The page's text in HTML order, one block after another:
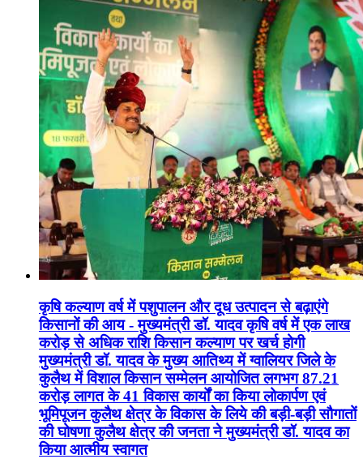
कृषि कल्याण वर्ष में पशुपालन और दूध उत्पादन से बढ़ाएंगे
किसानों की आय - मुख्यमंत्री डॉ. यादव कृषि वर्ष में एक लाख
करोड़ से अधिक राशि किसान कल्याण पर खर्च होगी
मुख्यमंत्री डॉ. यादव के मुख्य आतिथ्य में ग्वालियर जिले के
कुलैथ में विशाल किसान सम्मेलन आयोजित लगभग 87.21
करोड़ लागत के 41 विकास कार्यों का किया लोकार्पण एवं
भूमिपूजन कुलैथ क्षेत्र के विकास के लिये की बड़ी-बड़ी सौगातों
की घोषणा कुलैथ क्षेत्र की जनता ने मुख्यमंत्री डॉ. यादव का
किया आत्मीय स्वागत